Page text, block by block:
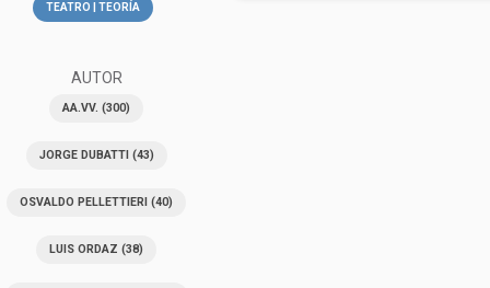
TEATRO | TEORÍA
AUTOR
AA.VV. (300)
JORGE DUBATTI(43)
OSVALDO PELLETTIERI (40)
LUIS ORDAZ (38)